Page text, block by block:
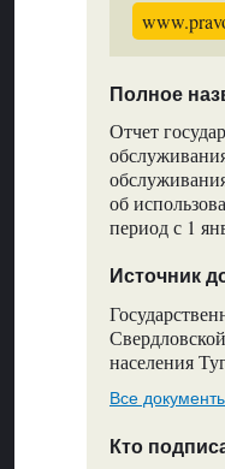
Полное
Отчет
об
период с 1
Источник
населения
Все
Кто